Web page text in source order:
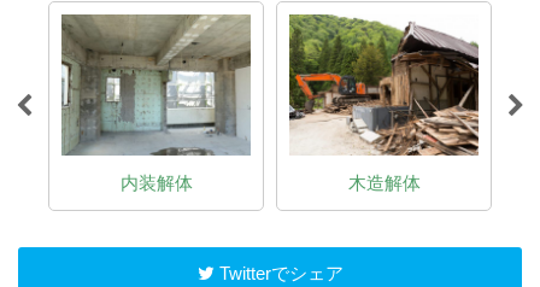
内装解体 木造解体
Twitterでシェア